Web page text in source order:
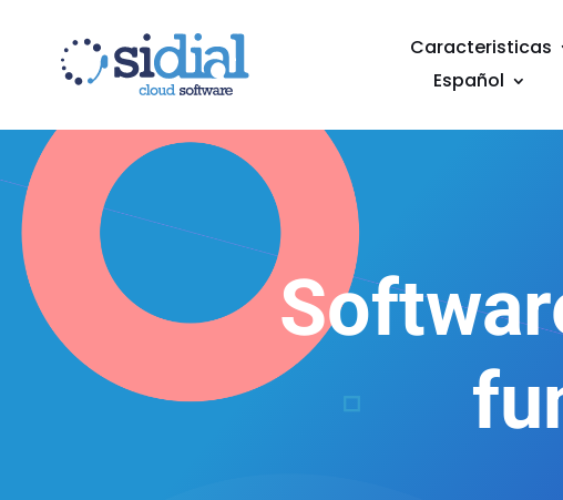
Caracteristicas
Español